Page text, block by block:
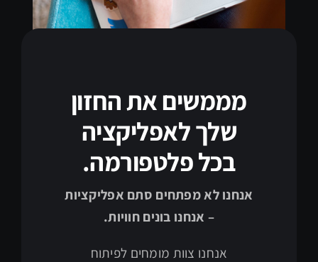
מממשים את החזון
שלך לאפליקציה
בכל פלטפורמה.
אנחנו לא מפתחים סתם אפליקציות
– אנחנו בונים חוויות.
אנחנו צוות מומחים לפיתוח